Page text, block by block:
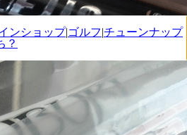
ンショップ|ゴルフ|チューンナップ
？